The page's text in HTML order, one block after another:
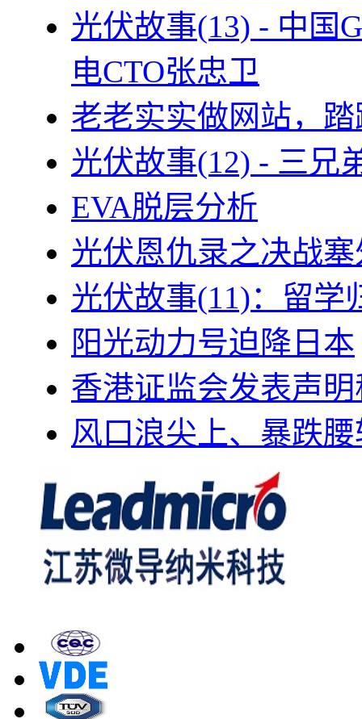
光伏故事(13) - 中国
电CTO张忠卫
老老实实做网站，
光伏故事(12) - 三兄
EVA脱层分析
光伏恩仇录之决战
光伏故事(11)：留学
阳光动力号迫降日本
香港证监会发表声
风口浪尖上、暴跌